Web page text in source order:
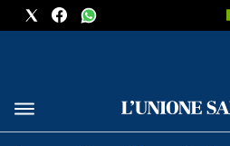
METEO